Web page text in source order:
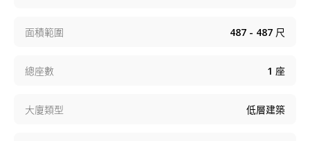
面積範圍 487 - 487 尺
總座數 1 座
大廈類型 低層建築